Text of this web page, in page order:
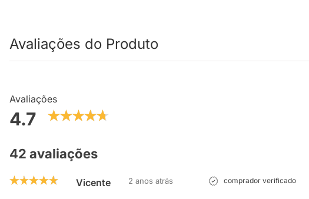
Avaliações do Produto
Avaliações
4.7
42 avaliações
Vicente 2 anos atrás comprador verificado